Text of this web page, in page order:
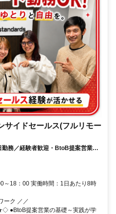
サイドセールス(フルリモー
勤務／経験者歓迎・BtoB提案営業で
～18：00 実働時間：1日あたり8時
ーク ／／
提案営業の基礎～実践が学